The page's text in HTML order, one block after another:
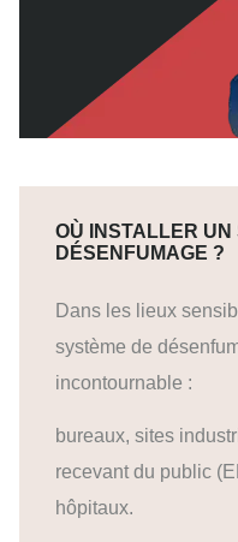
OÙ INSTALLER UN
DÉSENFUMAGE ?
Dans les lieux
système de
incontournable :
bureaux, sites
recevant du public
hôpitaux.